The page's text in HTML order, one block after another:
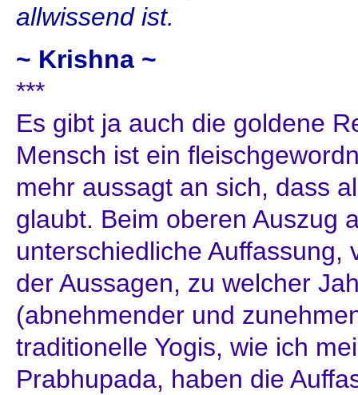
allwissend ist.
~ Krishna ~
***
Es gibt ja auch die goldene
Mensch ist ein
mehr aussagt an sich, dass
glaubt. Beim oberen Auszug
unterschiedliche Auffassung,
der Aussagen, zu welcher
(abnehmender und
traditionelle Yogis, wie ich
Prabhupada, haben die